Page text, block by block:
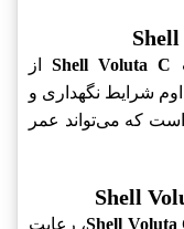
Shell Voluta Cاز
شرایط نگهداری و
که می‌تواند عمر
Shell Voluta، رعایت